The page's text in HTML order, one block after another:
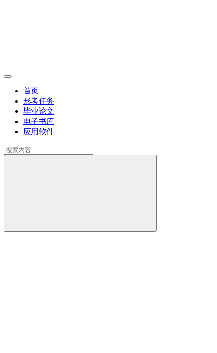
首页
形考任务
毕业论文
电子书库
应用软件